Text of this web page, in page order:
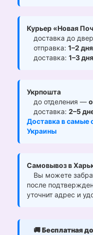
Курьер «Новая
доставка до
отправка: 1–2 дня
доставка: 1–3 дня
Укрпошта
до отделения —
доставка: 2–5
Доставка в самые
Украины
Самовывоз в
Вы можете
после
уточнит адрес и
🚚Бесплатная